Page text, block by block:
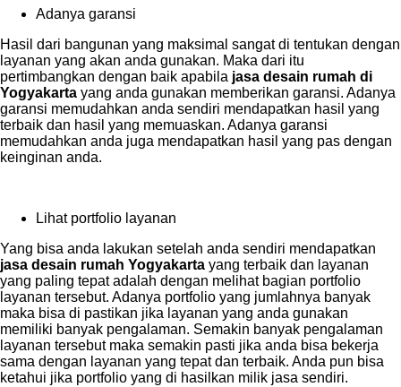
Adanya garansi
Hasil dari bangunan yang maksimal sangat di tentukan dengan
layanan yang akan anda gunakan. Maka dari itu
pertimbangkan dengan baik apabila jasa desain rumah di
Yogyakarta yang anda gunakan memberikan garansi. Adanya
garansi memudahkan anda sendiri mendapatkan hasil yang
terbaik dan hasil yang memuaskan. Adanya garansi
memudahkan anda juga mendapatkan hasil yang pas dengan
keinginan anda.
Lihat portfolio layanan
Yang bisa anda lakukan setelah anda sendiri mendapatkan
jasa desain rumah Yogyakarta yang terbaik dan layanan
yang paling tepat adalah dengan melihat bagian portfolio
layanan tersebut. Adanya portfolio yang jumlahnya banyak
maka bisa di pastikan jika layanan yang anda gunakan
memiliki banyak pengalaman. Semakin banyak pengalaman
layanan tersebut maka semakin pasti jika anda bisa bekerja
sama dengan layanan yang tepat dan terbaik. Anda pun bisa
ketahui jika portfolio yang di hasilkan milik jasa sendiri.